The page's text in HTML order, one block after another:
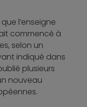
l’enseigne
commencé à
selon un
indiqué dans
plusieurs
nouveau